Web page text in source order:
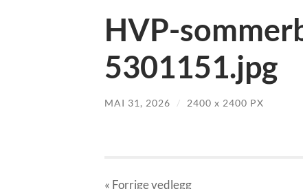
HVP-
5301151.jpg
MAI 31, 2026 / 2400 x 2400 PX
« Forrigevedlegg